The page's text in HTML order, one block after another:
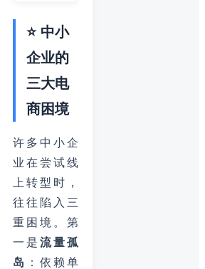
⭐ 中小
企业的
三大电
商困境
许多中小企
业在尝试线
上转型时，
往往陷入三
重困境。第
一是 流量孤
岛
：依赖单